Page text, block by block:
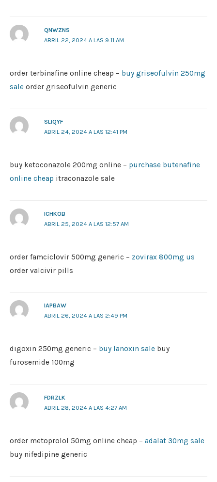
QNWZNS
ABRIL 22, 2024 A LAS 9:11 AM
order terbinafine online cheap – buy griseofulvin 250mg
sale order griseofulvin generic
SLIQYF
ABRIL 24, 2024 A LAS 12:41 PM
buy ketoconazole 200mg online – purchase butenafine
online cheap itraconazole sale
ICHKOB
ABRIL 25, 2024 A LAS 12:57 AM
order famciclovir 500mg generic – zovirax 800mg us
order valcivir pills
IAPBAW
ABRIL 26, 2024 A LAS 2:49 PM
digoxin 250mg generic – buy lanoxin sale buy
furosemide 100mg
FDRZLK
ABRIL 28, 2024 A LAS 4:27 AM
order metoprolol 50mg online cheap – adalat 30mg sale
buy nifedipine generic